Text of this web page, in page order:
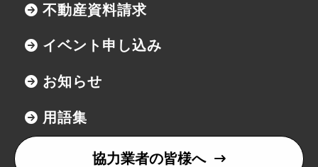
不動産資料請求
イベント申し込み
お知らせ
用語集
協力業者の皆様へ